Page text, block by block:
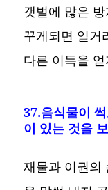
갯벌에 많은
꾸게되면 일거
다른 이득을
37.음식물이
이 있는 것을
재물과 이권의